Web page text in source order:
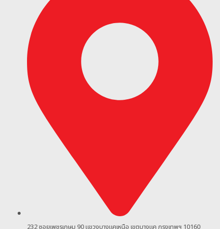
232 ซอยเพชรเกษม 90แขวงบางแคเหนือ เขตบางแค กรุงเทพฯ 10160